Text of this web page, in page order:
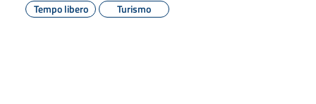
Tempo libero
Turismo